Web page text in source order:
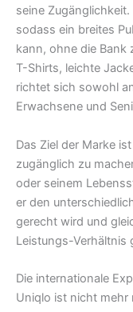
seine
sodass ein breites
kann, ohne die Bank
T-Shirts, leichte
richtet sich sowohl
Erwachsene und
Das Ziel der Marke
zugänglich zu
oder seinem
er den
gerecht wird und
Leistungs-Verhältnis
Die internationale
Uniqlo ist nicht mehr